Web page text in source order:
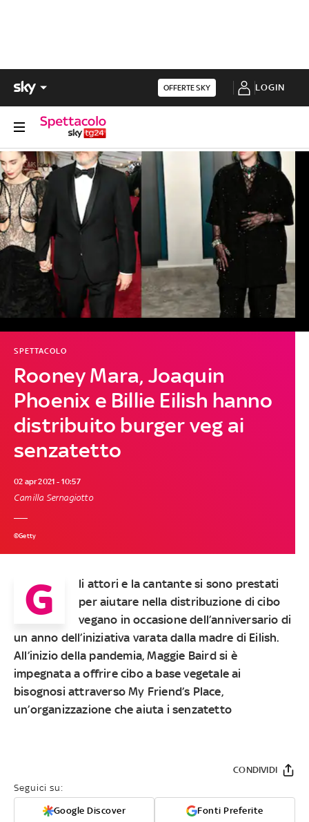
OFFERTE SKY LOGIN
Rooney Mara, Joaquin
Phoenix e Billie Eilish hanno
distribuito burger veg ai
senzatetto
SPETTACOLO
02 apr 2021 - 10:57
Camilla Sernagiotto
©Getty
G
li attori e la cantante si sono prestati
per aiutare nella distribuzione di cibo
vegano in occasione dell’anniversario di
un anno dell’iniziativa varata dalla madre di Eilish.
All’inizio della pandemia, Maggie Baird si è
impegnata a offrire cibo a base vegetale ai
bisognosi attraverso My Friend’s Place,
un’organizzazione che aiuta i senzatetto
Seguici su:
Google Discover Fonti Preferite
CONDIVIDI